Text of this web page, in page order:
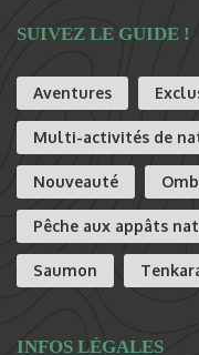
SUIVEZ LE GUIDE !
Aventures
Multi-activités de
Nouveauté
Pêche aux appâts
Saumon
INFOS LÉGALES